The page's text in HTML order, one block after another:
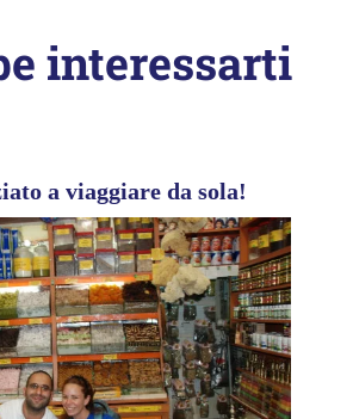
interessarti
a viaggiare da sola!